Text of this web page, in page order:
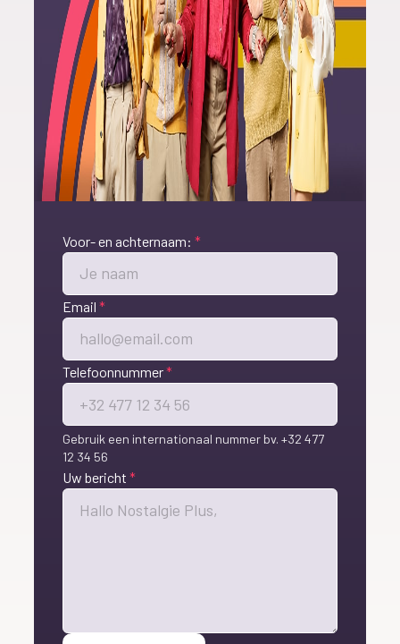
Voor- en achternaam:*
Email*
Telefoonnummer*
Gebruik een internationaal nummer bv. +32 477
12 34 56
Uw bericht*